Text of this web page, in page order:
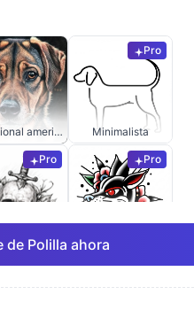
Tradicional americano
Pro
Minimalista
Pro
fina
Pro
Anime
de Polilla ahora